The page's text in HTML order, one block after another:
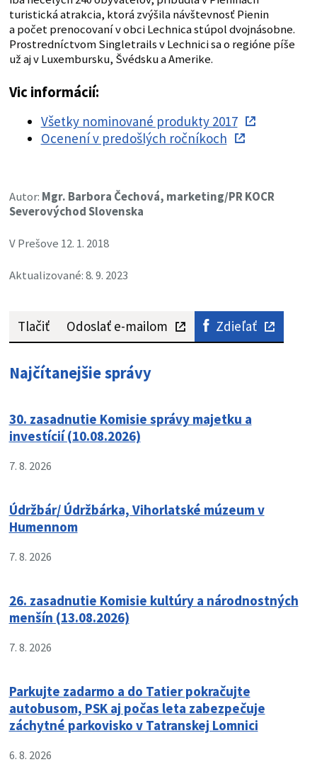
turistická atrakcia, ktorá zvýšila návštevnosť Pienin
a počet prenocovaní v obci Lechnica stúpol dvojnásobne.
Prostredníctvom Singletrails v Lechnici sa o regióne píše
už aj v Luxembursku, Švédsku a Amerike.
Vic informácií:
Všetky nominované produkty 2017
Ocenení v predošlých ročníkoch
Autor: Mgr. Barbora Čechová, marketing/PR KOCR
Severovýchod Slovenska
V Prešove 12. 1. 2018
Aktualizované: 8. 9. 2023
Tlačiť Odoslať e-mailom Zdieľať
Najčítanejšie správy
30. zasadnutie Komisie správy majetku a
investícií (10.08.2026)
7. 8. 2026
Údržbár/ Údržbárka, Vihorlatské múzeum v
Humennom
7. 8. 2026
26. zasadnutie Komisie kultúry a národnostných
menšín (13.08.2026)
7. 8. 2026
Parkujte zadarmo a do Tatier pokračujte
autobusom, PSK aj počas leta zabezpečuje
záchytné parkovisko v Tatranskej Lomnici
6. 8. 2026